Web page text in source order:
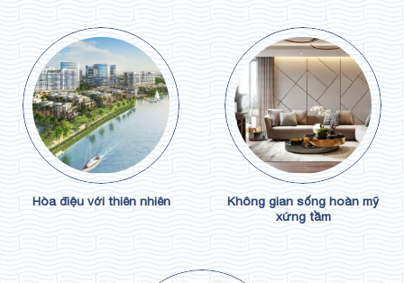
Hòa điệu với thiên nhiên
Không gian sống hoàn mỹ
xứng tầm